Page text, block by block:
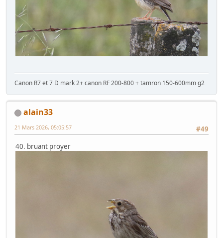
Canon R7 et 7 D mark 2+ canon RF 200-800 + tamron 150-600mm g2
alain33
#49
21 Mars 2026, 05:05:57
40. bruant proyer